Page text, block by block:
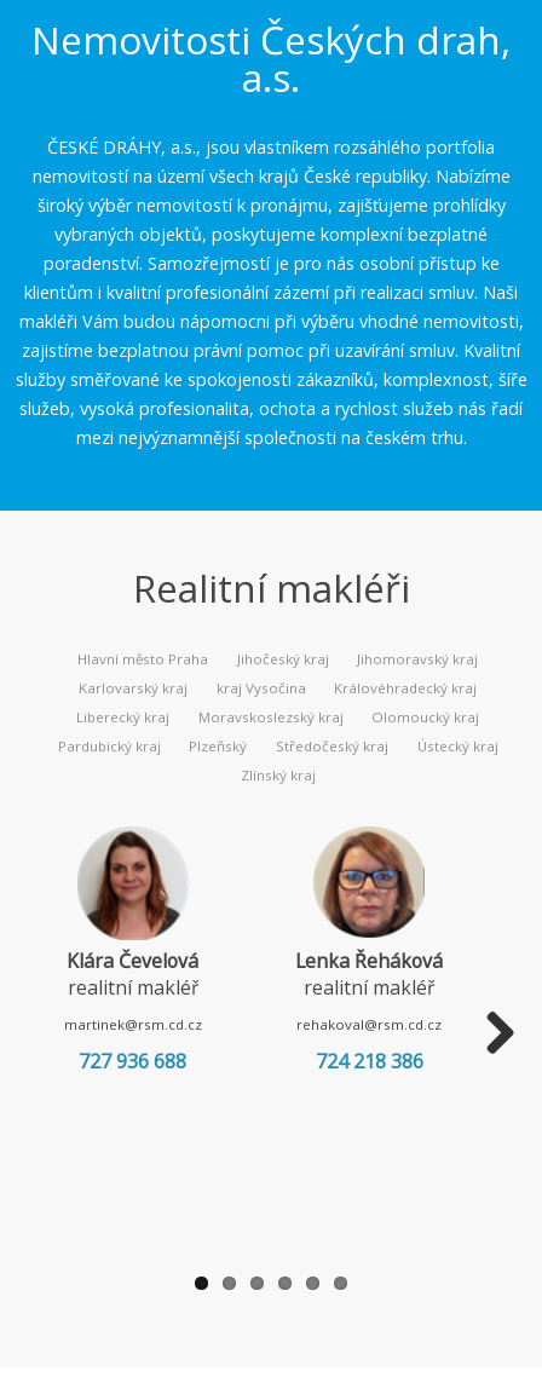
Nemovitosti Českých drah,
a.s.
ČESKÉ DRÁHY, a.s., jsou vlastníkem rozsáhlého portfolia
nemovitostí na území všech krajů České republiky. Nabízíme
široký výběr nemovitostí k pronájmu, zajišťujeme prohlídky
vybraných objektů, poskytujeme komplexní bezplatné
poradenství. Samozřejmostí je pro nás osobní přístup ke
klientům i kvalitní profesionální zázemí při realizaci smluv. Naši
makléři Vám budou nápomocni při výběru vhodné nemovitosti,
zajistíme bezplatnou právní pomoc při uzavírání smluv. Kvalitní
služby směřované ke spokojenosti zákazníků, komplexnost, šíře
služeb, vysoká profesionalita, ochota a rychlost služeb nás řadí
mezi nejvýznamnější společnosti na českém trhu.
Realitní makléři
Hlavní město Praha Jihočeský kraj
Jihomoravský kraj
Karlovarský kraj
kraj Vysočina
Královéhradecký kraj
Liberecký kraj
Moravskoslezský kraj
Olomoucký kraj
Pardubický kraj
Plzeňský Středočeský kraj
Ústecký kraj
Zlínský kraj
Klára Čevelová
realitní makléř
martinek@rsm.cd.cz
727 936 688
Lenka Řeháková
realitní makléř
rehakoval@rsm.cd.cz
724 218 386